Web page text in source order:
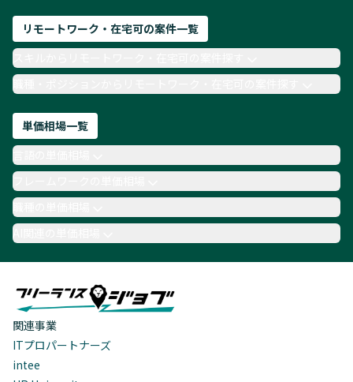
リモートワーク・在宅可の案件一覧
職種・ポジションからリモートワーク・在宅可の案件探す
単価相場一覧
職種の単価相場
AI関連の単価相場
関連事業
ITプロパートナーズ
intee